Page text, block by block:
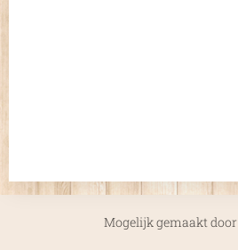
Mogelijk gemaakt door